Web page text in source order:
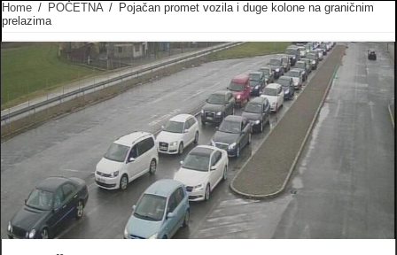
Home / POČETNA / Pojačan promet vozila i duge kolone na graničnim
prelazima